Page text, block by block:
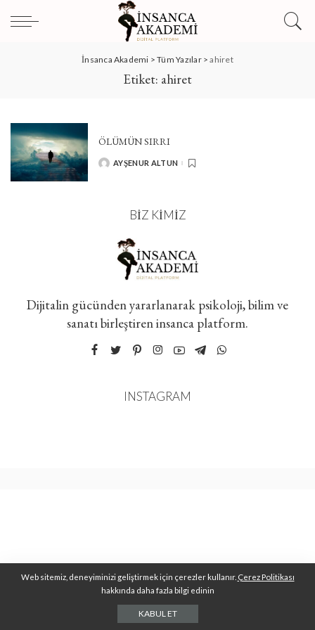
İnsanca Akademi >Tüm Yazılar>ahiret
Etiket: ahiret
ÖLÜMÜN SIRRI
POSTED
AYŞENUR ALTUN
BIZ KIMIZ
Dijitalin gücünden yararlanarak psikoloji, bilim ve
sanatı birleştiren insanca platform.
INSTAGRAM
Web sitemiz, deneyiminizi geliştirmek için çerezler kullanır. Çerez Politikası
hakkında daha fazla bilgi edinin
KABUL ET